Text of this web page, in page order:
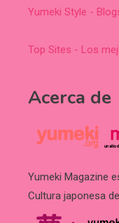
Yumeki Style -
Top Sites - Los
Acerca de
Yumeki Magazine
Cultura japonesa de